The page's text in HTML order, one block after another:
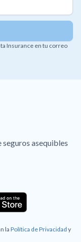
Insurance en tu correo
asequibles
la Política de Privacidad y